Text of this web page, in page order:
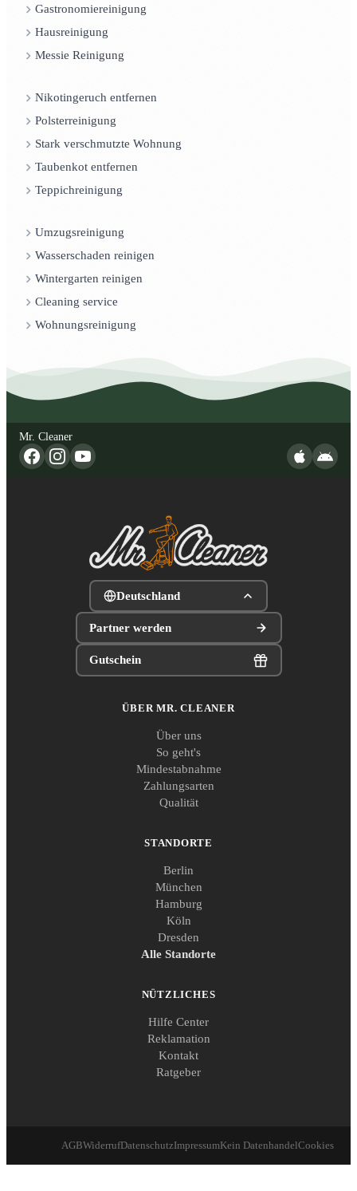
Gastronomiereinigung
Hausreinigung
Messie Reinigung
Nikotingeruch entfernen
Polsterreinigung
Stark verschmutzte Wohnung
Taubenkot entfernen
Teppichreinigung
Umzugsreinigung
Wasserschaden reinigen
Wintergarten reinigen
Cleaning service
Wohnungsreinigung
Mr. Cleaner
Deutschland
Partner werden
Gutschein
ÜBER MR. CLEANER
Über uns
So geht's
Mindestabnahme
Zahlungsarten
Qualität
STANDORTE
Berlin
München
Hamburg
Köln
Dresden
Alle Standorte
NÜTZLICHES
Hilfe Center
Reklamation
Kontakt
Ratgeber
AGBWiderrufDatenschutzImpressumKein DatenhandelCookies